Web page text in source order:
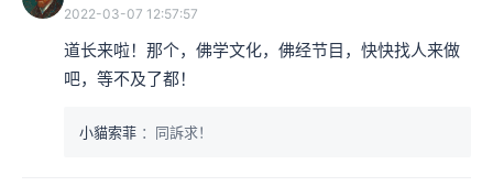
2022-03-07 12:57:57
道长来啦！那个，佛学文化，佛经节目，快快找人来做
吧，等不及了都！
小貓索菲 ：同訴求！